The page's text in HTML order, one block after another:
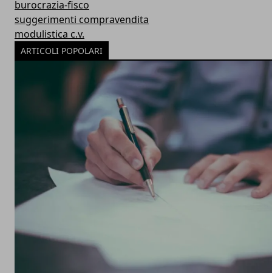
burocrazia-fisco
suggerimenti compravendita
modulistica c.v.
ARTICOLI POPOLARI